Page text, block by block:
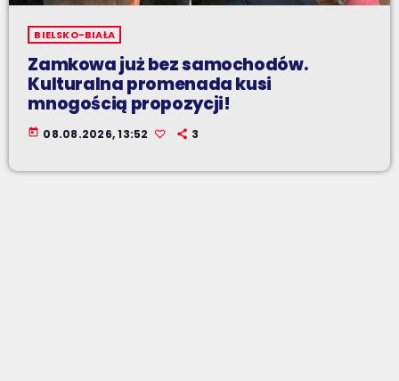
BIELSKO-BIAŁA
Zamkowa już bez samochodów.
Kulturalna promenada kusi
mnogością propozycji!
today 08.08.2026, 13:52 3